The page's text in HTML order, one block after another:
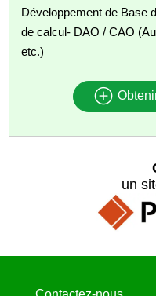
Développement de Base
de calcul- DAO / CAO
etc.)
un